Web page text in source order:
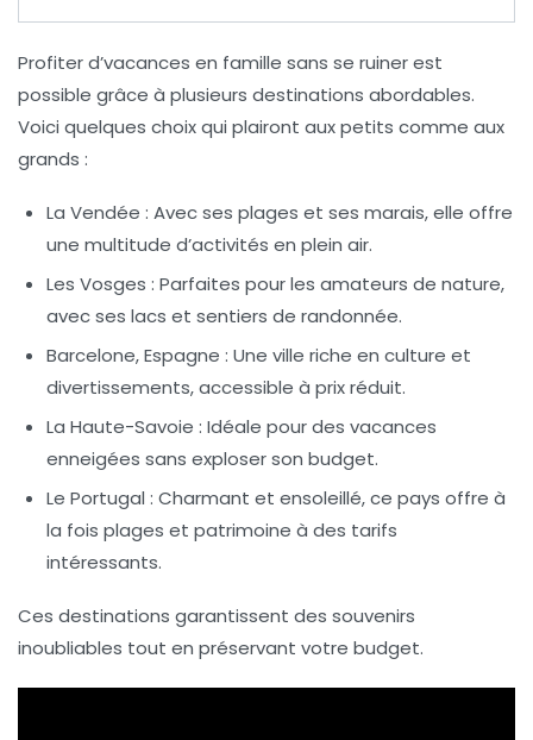
Profiter d’vacances en famille sans se ruiner est
possible grâce à plusieurs destinations abordables.
Voici quelques choix qui plairont aux petits comme aux
grands :
La Vendée : Avec ses plages et ses marais, elle offre
une multitude d’activités en plein air.
Les Vosges : Parfaites pour les amateurs de nature,
avec ses lacs et sentiers de randonnée.
Barcelone, Espagne : Une ville riche en culture et
divertissements, accessible à prix réduit.
La Haute-Savoie : Idéale pour des vacances
enneigées sans exploser son budget.
Le Portugal : Charmant et ensoleillé, ce pays offre à
la fois plages et patrimoine à des tarifs
intéressants.
Ces destinations garantissent des souvenirs
inoubliables tout en préservant votre budget.